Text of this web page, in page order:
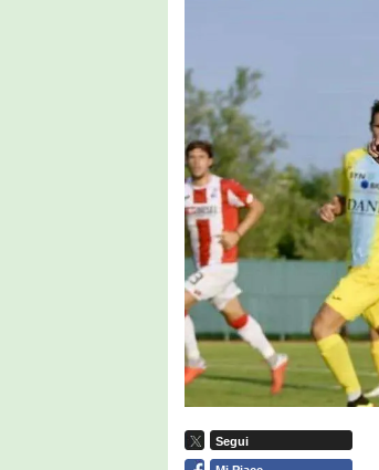
Segui